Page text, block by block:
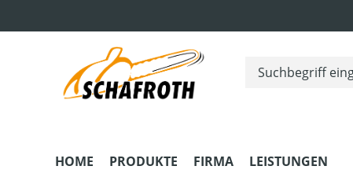
HOME PRODUKTE FIRMA LEISTUNGEN